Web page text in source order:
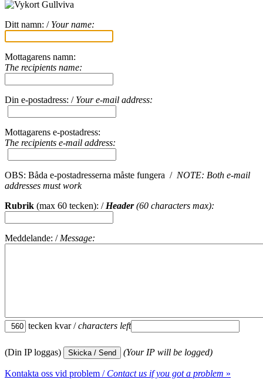
Ditt namn: / Your name:
Mottagarens namn:
The recipients name:
Din e-postadress: / Your e-mail address:
Mottagarens e-postadress:
The recipients e-mail address:
OBS: Båda e-postadresserna måste fungera / NOTE: Both e-mail
addresses must work
Rubrik (max 60 tecken): / Header(60 characters max):
Meddelande: / Message:
tecken kvar /characters left
(Din IP loggas) (Your IP will be logged)
Kontakta oss vid problem / Contact us if you got a problem »